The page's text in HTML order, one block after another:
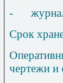
-
Срок
чертежи и